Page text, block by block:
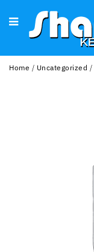
Home / Uncategorized /